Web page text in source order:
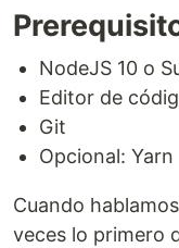
NodeJS 10 o
Editor de
Git
Opcional: Yarn
Cuando
veces lo primero